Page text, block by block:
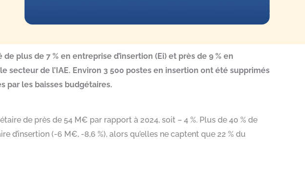
plus de 7 % en entreprise d’insertion (Ei) et près de 9 % en
secteur de l’IAE. Environ 3 500 postes en insertion ont été supprimés
par les baisses budgétaires.
de près de 54 M€ par rapport à 2024, soit – 4 %. Plus de 40 % de
d’insertion (-6 M€, -8,6 %), alors qu’elles ne captent que 22 % du